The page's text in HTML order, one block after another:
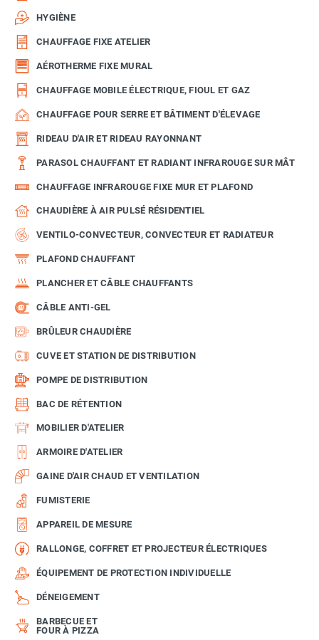
HYGIÈNE
CHAUFFAGE FIXE ATELIER
AÉROTHERME FIXE MURAL
CHAUFFAGE MOBILE ÉLECTRIQUE, FIOUL ET GAZ
CHAUFFAGE POUR SERRE ET BÂTIMENT D'ÉLEVAGE
RIDEAU D'AIR ET RIDEAU RAYONNANT
PARASOL CHAUFFANT ET RADIANT INFRAROUGE SUR MÂT
CHAUFFAGE INFRAROUGE FIXE MUR ET PLAFOND
CHAUDIÈRE À AIR PULSÉ RÉSIDENTIEL
VENTILO-CONVECTEUR, CONVECTEUR ET RADIATEUR
PLAFOND CHAUFFANT
PLANCHER ET CÂBLE CHAUFFANTS
CÂBLE ANTI-GEL
BRÛLEUR CHAUDIÈRE
CUVE ET STATION DE DISTRIBUTION
POMPE DE DISTRIBUTION
BAC DE RÉTENTION
MOBILIER D'ATELIER
ARMOIRE D'ATELIER
GAINE D'AIR CHAUD ET VENTILATION
FUMISTERIE
APPAREIL DE MESURE
RALLONGE, COFFRET ET PROJECTEUR ÉLECTRIQUES
ÉQUIPEMENT DE PROTECTION INDIVIDUELLE
DÉNEIGEMENT
BARBECUE ET
FOUR À PIZZA